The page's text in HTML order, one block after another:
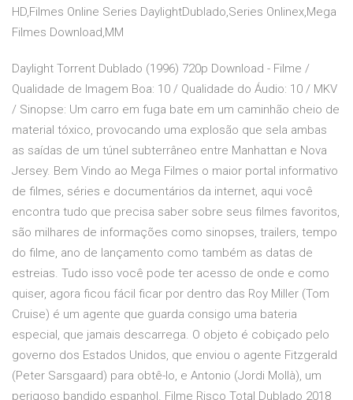
HD,Filmes Online Series DaylightDublado,Series Onlinex,Mega
Filmes Download,MM
Daylight Torrent Dublado (1996) 720p Download - Filme /
Qualidade de Imagem Boa: 10 / Qualidade do Áudio: 10 / MKV
/ Sinopse: Um carro em fuga bate em um caminhão cheio de
material tóxico, provocando uma explosão que sela ambas
as saídas de um túnel subterrâneo entre Manhattan e Nova
Jersey. Bem Vindo ao Mega Filmes o maior portal informativo
de filmes, séries e documentários da internet, aqui você
encontra tudo que precisa saber sobre seus filmes favoritos,
são milhares de informações como sinopses, trailers, tempo
do filme, ano de lançamento como também as datas de
estreias. Tudo isso você pode ter acesso de onde e como
quiser, agora ficou fácil ficar por dentro das Roy Miller (Tom
Cruise) é um agente que guarda consigo uma bateria
especial, que jamais descarrega. O objeto é cobiçado pelo
governo dos Estados Unidos, que enviou o agente Fitzgerald
(Peter Sarsgaard) para obtê-lo, e Antonio (Jordi Mollà), um
perigoso bandido espanhol. Filme Risco Total Dublado 2018